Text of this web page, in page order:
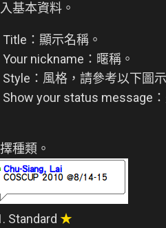
基本資料。
Title：顯示名稱。
Your nickname：暱稱。
Style：風格，請參考以下圖示
Show your status message
種類。
Standard ★